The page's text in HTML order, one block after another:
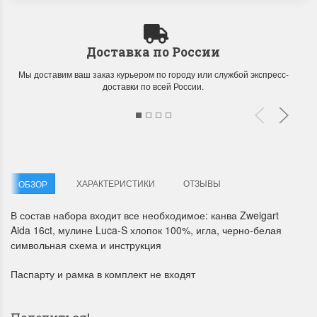
Чудетство...
Анастасия Туманова
1 июня 2024 11:29
Раритеты Дим.
Анастасия Туманова
Доставка по России
Мы доставим ваш заказ курьером по городу или службой экспресс-
доставки по всей России.
ОБЗОР ХАРАКТЕРИСТИКИ ОТЗЫВЫ
В состав набора входит все необходимое: канва Zweigart
Aida 16ct, мулине Luca-S хлопок 100%, игла, черно-белая
символьная схема и инструкция
Паспарту и рамка в комплект не входят